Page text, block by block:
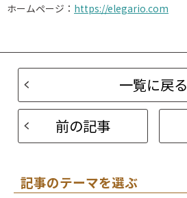
ホームページ： https://elegario.com
一覧に戻る
前の記事
記事のテーマを選ぶ